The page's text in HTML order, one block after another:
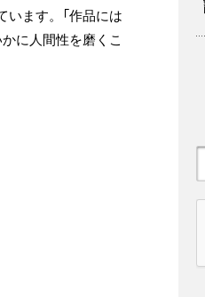
ます。「作品には
に人間性を磨くこ